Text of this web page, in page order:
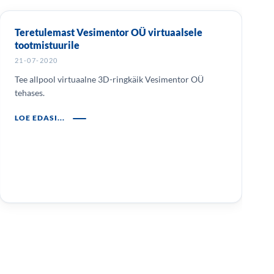
Teretulemast Vesimentor OÜ virtuaalsele
tootmistuurile
21-07-2020
Tee allpool virtuaalne 3D-ringkäik Vesimentor OÜ
tehases.
LOE EDASI...